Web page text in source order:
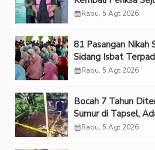
calendar_monthRabu, 5 Agt 2026
81 Pasangan Nikah
Sidang Isbat
calendar_monthRabu, 5 Agt 2026
Bocah 7 Tahun
Sumur di Tapsel,
calendar_monthRabu, 5 Agt 2026